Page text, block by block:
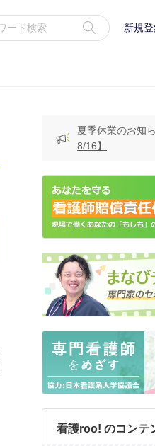
新規
夏季休業のお知
8/16】
看護roo! のコンテ